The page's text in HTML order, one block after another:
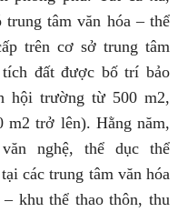
tâm văn hóa – thể
trên cơ sở trung tâm
đất được bố trí bảo
hội trường từ 500 m2,
m2 trở lên). Hằng năm,
nghệ, thể dục thể
các trung tâm văn hóa
khu thể thao thôn, thu